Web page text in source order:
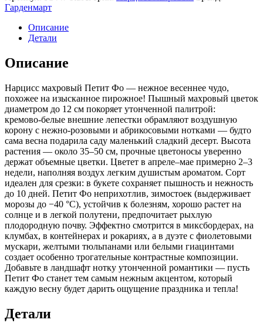
Гарденмарт
Описание
Детали
Описание
Нарцисс махровый Петит Фо — нежное весеннее чудо,
похожее на изысканное пирожное! Пышный махровый цветок
диаметром до 12 см покоряет утонченной палитрой:
кремово‑белые внешние лепестки обрамляют воздушную
корону с нежно‑розовыми и абрикосовыми нотками — будто
сама весна подарила саду маленький сладкий десерт. Высота
растения — около 35–50 см, прочные цветоносы уверенно
держат объемные цветки. Цветет в апреле–мае примерно 2–3
недели, наполняя воздух легким душистым ароматом. Сорт
идеален для срезки: в букете сохраняет пышность и нежность
до 10 дней. Петит Фо неприхотлив, зимостоек (выдерживает
морозы до −40 °C), устойчив к болезням, хорошо растет на
солнце и в легкой полутени, предпочитает рыхлую
плодородную почву. Эффектно смотрится в миксбордерах, на
клумбах, в контейнерах и рокариях, а в дуэте с фиолетовыми
мускари, желтыми тюльпанами или белыми гиацинтами
создает особенно трогательные контрастные композиции.
Добавьте в ландшафт нотку утонченной романтики — пусть
Петит Фо станет тем самым нежным акцентом, который
каждую весну будет дарить ощущение праздника и тепла!
Детали